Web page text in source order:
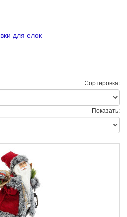
для елок
Сортировка:
Показать: